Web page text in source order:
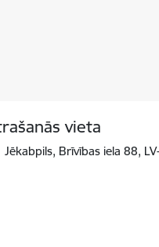
vieta
Jēkabpils, Brīvības iela 88,